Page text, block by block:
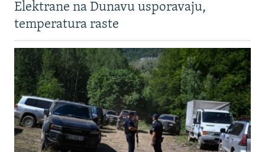
Elektrane na Dunavu usporavaju,
temperatura raste